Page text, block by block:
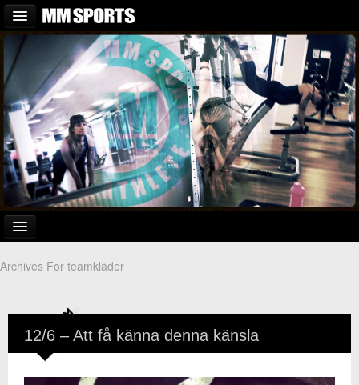
MM SPORTS
FORUM
Hem
Archives For teamkläder
12/6 – Att få känna denna känsla